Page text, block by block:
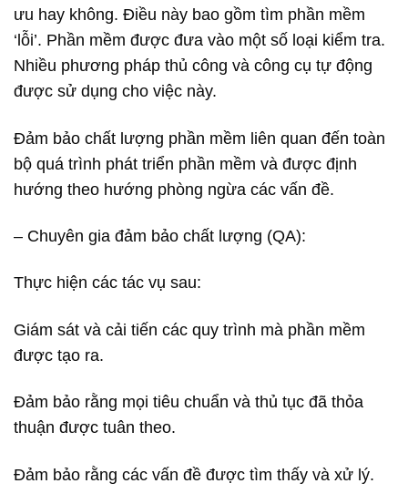
ưu hay không. Điều này bao gồm tìm phần mềm
‘lỗi’. Phần mềm được đưa vào một số loại kiểm tra.
Nhiều phương pháp thủ công và công cụ tự động
được sử dụng cho việc này.
Đảm bảo chất lượng phần mềm liên quan đến toàn
bộ quá trình phát triển phần mềm và được định
hướng theo hướng phòng ngừa các vấn đề.
– Chuyên gia đảm bảo chất lượng (QA):
Thực hiện các tác vụ sau:
Giám sát và cải tiến các quy trình mà phần mềm
được tạo ra.
Đảm bảo rằng mọi tiêu chuẩn và thủ tục đã thỏa
thuận được tuân theo.
Đảm bảo rằng các vấn đề được tìm thấy và xử lý.